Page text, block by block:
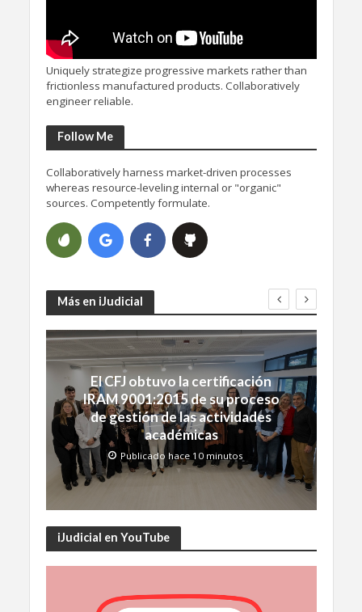
Uniquely strategize progressive markets rather than
frictionless manufactured products. Collaboratively
engineer reliable.
Follow Me
Collaboratively harness market-driven processes
whereas resource-leveling internal or "organic"
sources. Competently formulate.
Más en iJudicial
El CFJ obtuvo la certificación
IRAM 9001:2015 de su proceso
de gestión de las actividades
académicas
Publicado hace 10 minutos
iJudicial en YouTube